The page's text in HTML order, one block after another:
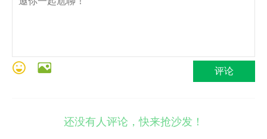
评论
还没有人评论，快来抢沙发！